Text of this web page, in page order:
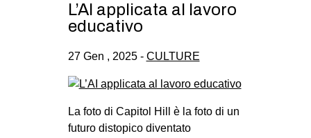
L’AI applicata al lavoro
educativo
27 Gen , 2025 - CULTURE
La foto di Capitol Hill è la foto di un
futuro distopico diventato